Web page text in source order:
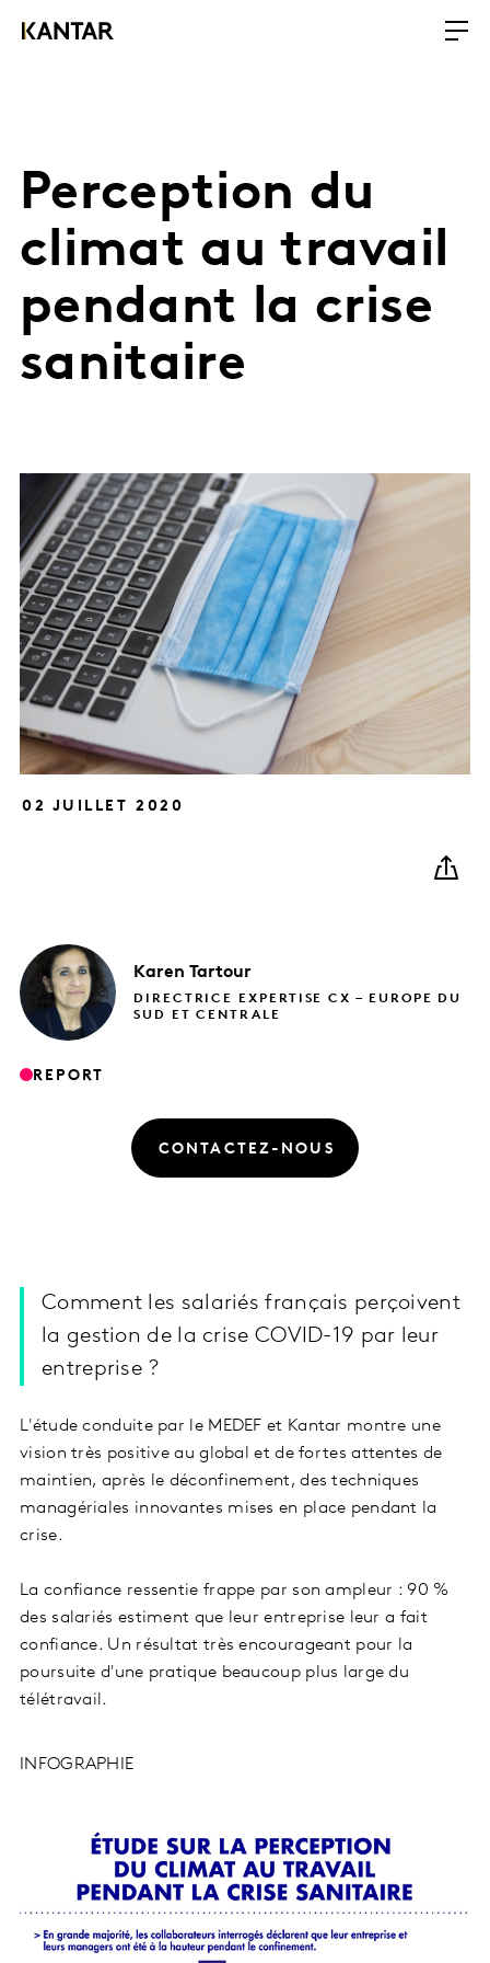
Perception du
climat au travail
pendant la crise
sanitaire
02 JUILLET 2020
Karen Tartour
DIRECTRICE EXPERTISE CX – EUROPE DU
SUD ET CENTRALE
REPORT
CONTACTEZ-NOUS
Comment les salariés français perçoivent
la gestion de la crise COVID-19 par leur
entreprise ?
L'étude conduite par le MEDEF et Kantar montre une
vision très positive au global et de fortes attentes de
maintien, après le déconfinement, des techniques
managériales innovantes mises en place pendant la
crise.
La confiance ressentie frappe par son ampleur : 90 %
des salariés estiment que leur entreprise leur a fait
confiance. Un résultat très encourageant pour la
poursuite d'une pratique beaucoup plus large du
télétravail.
INFOGRAPHIE